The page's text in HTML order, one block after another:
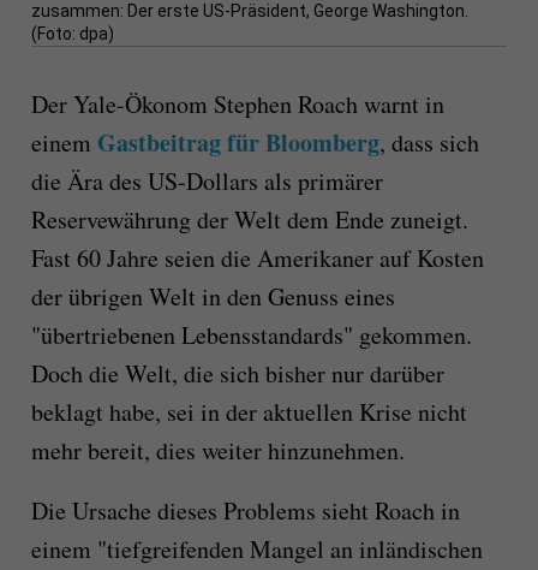
zusammen: Der erste US-Präsident, George Washington.
(Foto: dpa)
Der Yale-Ökonom Stephen Roach warnt in
einem Gastbeitrag für Bloomberg, dass sich
die Ära des US-Dollars als primärer
Reservewährung der Welt dem Ende zuneigt.
Fast 60 Jahre seien die Amerikaner auf Kosten
der übrigen Welt in den Genuss eines
"übertriebenen Lebensstandards" gekommen.
Doch die Welt, die sich bisher nur darüber
beklagt habe, sei in der aktuellen Krise nicht
mehr bereit, dies weiter hinzunehmen.
Die Ursache dieses Problems sieht Roach in
einem "tiefgreifenden Mangel an inländischen